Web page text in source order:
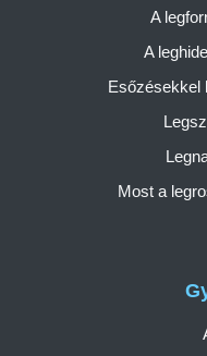
A
A
Esőzésekkel
Most a